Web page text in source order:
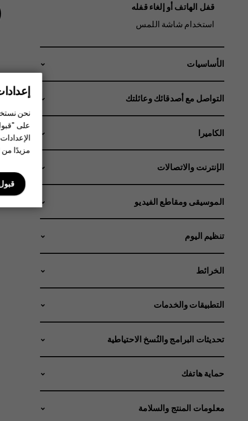
قفل الهاتف أو إلغاء قفله
استخدام شاشة اللمس
الأساسيات
التواصل مع أصدقائك وعائلتك
الكاميرا
الإنترنت والاتصالات
الموسيقى ومقاطع الفيديو
تنظيم اليوم
الخرائط
التطبيقات والخدمات
تحديثات البرامج والنُسخ الاحتياطية
حماية هاتفك
معلومات المنتج والسلامة
نحن
على
مزيدًا